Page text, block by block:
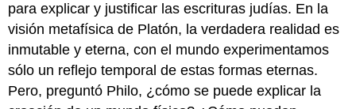
para explicar y justificar las escrituras judías. En la
visión metafísica de Platón, la verdadera realidad es
inmutable y eterna, con el mundo experimentamos
sólo un reflejo temporal de estas formas eternas.
Pero, preguntó Philo, ¿cómo se puede explicar la